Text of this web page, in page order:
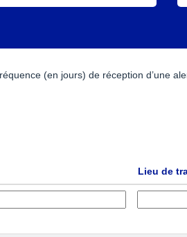
(en jours) de réception d’une
Lieu de